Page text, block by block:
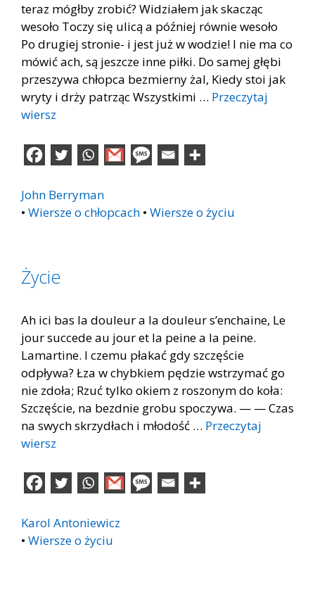
teraz mógłby zrobić? Widziałem jak skacząc
wesoło Toczy się ulicą a później równie wesoło
Po drugiej stronie- i jest już w wodzie! I nie ma co
mówić ach, są jeszcze inne piłki. Do samej głębi
przeszywa chłopca bezmierny żal, Kiedy stoi jak
wryty i drży patrząc Wszystkimi … Przeczytaj
wiersz
John Berryman
• Wiersze o chłopcach • Wiersze o życiu
Życie
Ah ici bas la douleur a la douleur s’enchaine, Le
jour succede au jour et la peine a la peine.
Lamartine. I czemu płakać gdy szczęście
odpływa? Łza w chybkiem pędzie wstrzymać go
nie zdoła; Rzuć tylko okiem z roszonym do koła:
Szczęście, na bezdnie grobu spoczywa. — — Czas
na swych skrzydłach i młodość … Przeczytaj
wiersz
Karol Antoniewicz
• Wiersze o życiu